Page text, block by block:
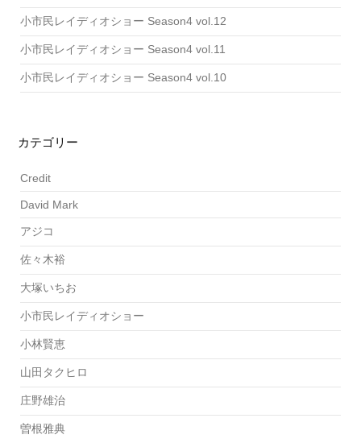
小市民レイディオショー Season4 vol.12
小市民レイディオショー Season4 vol.11
小市民レイディオショー Season4 vol.10
カテゴリー
Credit
David Mark
アジコ
佐々木裕
大塚いちお
小市民レイディオショー
小林賢恵
山田タクヒロ
庄野雄治
曽根雅典